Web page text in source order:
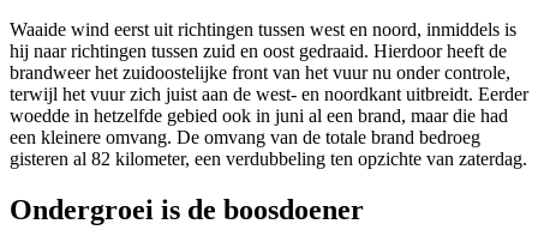
Waaide wind eerst uit richtingen tussen west en noord, inmiddels is
hij naar richtingen tussen zuid en oost gedraaid. Hierdoor heeft de
brandweer het zuidoostelijke front van het vuur nu onder controle,
terwijl het vuur zich juist aan de west- en noordkant uitbreidt. Eerder
woedde in hetzelfde gebied ook in juni al een brand, maar die had
een kleinere omvang. De omvang van de totale brand bedroeg
gisteren al 82 kilometer, een verdubbeling ten opzichte van zaterdag.
Ondergroei is de boosdoener